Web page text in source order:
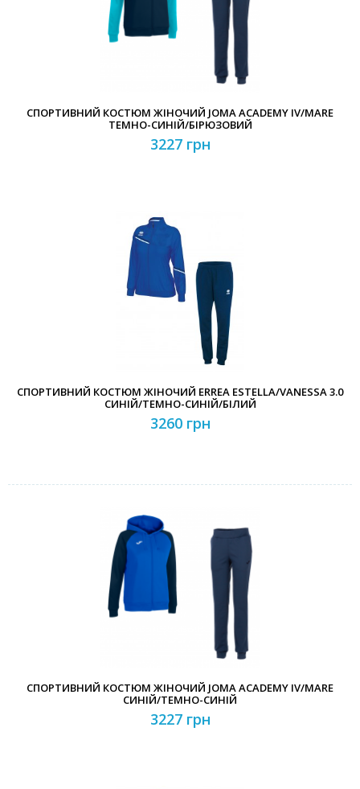
СПОРТИВНИЙ КОСТЮМ ЖІНОЧИЙ JOMA ACADEMY IV/MARE
ТЕМНО-СИНІЙ/БІРЮЗОВИЙ
3227 грн
СПОРТИВНИЙ КОСТЮМ ЖІНОЧИЙ ERREA ESTELLA/VANESSA 3.0
СИНІЙ/ТЕМНО-СИНІЙ/БІЛИЙ
3260 грн
СПОРТИВНИЙ КОСТЮМ ЖІНОЧИЙ JOMA ACADEMY IV/MARE
СИНІЙ/ТЕМНО-СИНІЙ
3227 грн